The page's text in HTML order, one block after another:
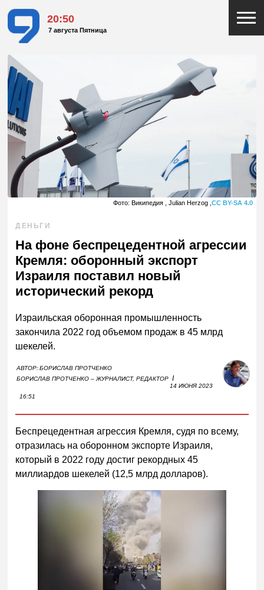
20:50
7 августа Пятница
Фото: Википедия , Julian Herzog , CC BY-SA 4.0
ДЕНЬГИ
На фоне беспрецедентной агрессии
Кремля: оборонный экспорт
Израиля поставил новый
исторический рекорд
Израильская оборонная промышленность
закончила 2022 год объемом продаж в 45 млрд
шекелей.
АВТОР:БОРИСЛАВ ПРОТЧЕНКО
БОРИСЛАВ ПРОТЧЕНКО – ЖУРНАЛИСТ, РЕДАКТОР I
14 ИЮНЯ 2023
16:51
Беспрецедентная агрессия Кремля, судя по всему,
отразилась на оборонном экспорте Израиля,
который в 2022 году достиг рекордных 45
миллиардов шекелей (12,5 млрд долларов).